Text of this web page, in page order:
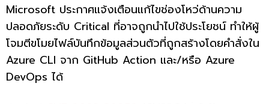
Microsoft ประกาศแจ้งเตือนแก้ไขช่องโหว่ด้านความ
ปลอดภัยระดับ Critical ที่อาจถูกนำไปใช้ประโยชน์ ทำให้ผู้
โจมตีขโมยไฟล์บันทึกข้อมูลส่วนตัวที่ถูกสร้างโดยคำสั่งใน
Azure CLI จาก GitHub Action และ/หรือ Azure
DevOps ได้